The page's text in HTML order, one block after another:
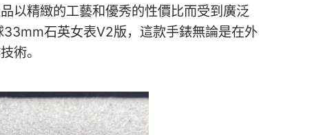
以精緻的工藝和優秀的性價比而受到廣泛
石英女表V2版，這款手錶無論是在外
術。